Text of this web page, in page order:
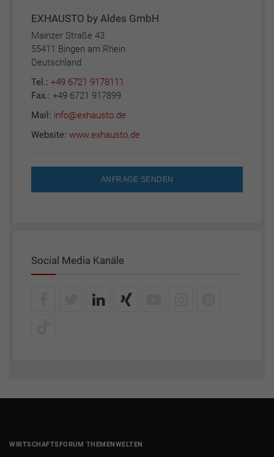
EXHAUSTO by Aldes GmbH
Mainzer Straße 43
55411 Bingen am Rhein
Deutschland
Tel.: +49 6721 9178111
Fax.: +49 6721 917899
Mail: info@exhausto.de
Website: www.exhausto.de
ANFRAGE SENDEN
Social Media Kanäle
WIRTSCHAFTSFORUM THEMENWELTEN